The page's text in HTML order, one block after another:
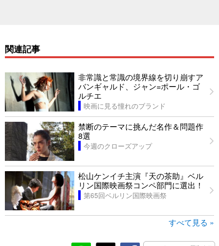
関連記事
非常識と常識の境界線を切り崩すア
バンギャルド、ジャン=ポール・ゴ
ルチエ
映画に見る憧れのブランド
禁断のテーマに挑んだ名作＆問題作
8選
今週のクローズアップ
松山ケンイチ主演『天の茶助』ベル
リン国際映画祭コンペ部門に選出！
第65回ベルリン国際映画祭
すべて見る »